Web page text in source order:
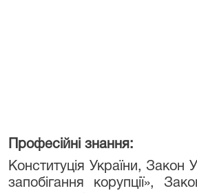
Професійні знання:
Конституція України,
запобігання корупції»,